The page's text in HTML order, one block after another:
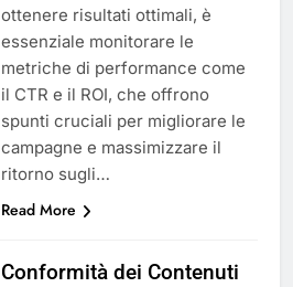
ottenere risultati ottimali, è
essenziale monitorare le
metriche di performance come
il CTR e il ROI, che offrono
spunti cruciali per migliorare le
campagne e massimizzare il
ritorno sugli…
Read More
Conformità dei Contenuti